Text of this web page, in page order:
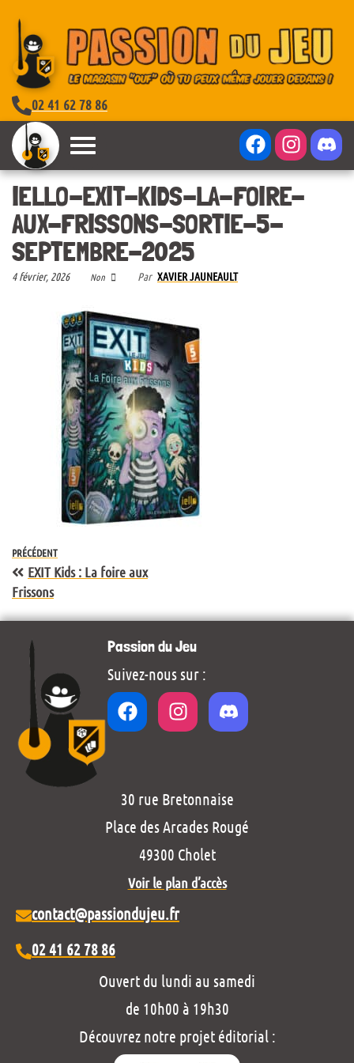
02 41 62 78 86
IELLO-EXIT-KIDS-LA-FOIRE-
AUX-FRISSONS-SORTIE-5-
SEPTEMBRE-2025
4 février, 2026 Non Par XAVIER JAUNEAULT
PRÉCÉDENT
EXIT Kids : La foire aux
Frissons
Passion du Jeu
Suivez-nous sur :
30 rue Bretonnaise
Place des Arcades Rougé
49300 Cholet
Voir le plan d’accès
contact@passiondujeu.fr
02 41 62 78 86
Ouvert du lundi au samedi
de 10h00 à 19h30
Découvrez notre projet éditorial :